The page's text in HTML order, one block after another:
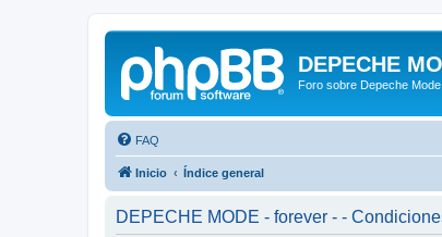
DEPECHE
Foro sobre Depeche Mode
FAQ
Inicio Índice general
DEPECHE MODE - forever - -